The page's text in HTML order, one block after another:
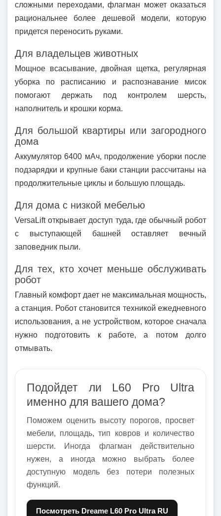
сложными переходами, флагман может оказаться
рациональнее более дешевой модели, которую
придется переносить руками.
Для владельцев животных
Мощное всасывание, двойная щетка, регулярная
уборка по расписанию и распознавание мисок
помогают держать под контролем шерсть,
наполнитель и крошки корма.
Для большой квартиры или загородного
дома
Аккумулятор 6400 мАч, продолжение уборки после
подзарядки и крупные баки станции рассчитаны на
продолжительные циклы и большую площадь.
Для дома с низкой мебелью
VersaLift открывает доступ туда, где обычный робот
с выступающей башней оставляет вечный
заповедник пыли.
Для тех, кто хочет меньше обслуживать
робот
Главный комфорт дает не максимальная мощность,
а станция. Робот становится техникой ежедневного
использования, а не устройством, которое сначала
нужно подготовить к работе, а потом долго
отмывать.
Подойдет ли L60 Pro Ultra
именно для вашего дома?
Поможем оценить высоту порогов, просвет
мебели, площадь, тип ковров и количество
шерсти. Иногда флагман действительно
нужен, а иногда можно выбрать более
доступную модель без потери полезных
функций.
Посмотреть Dreame L60 Pro Ultra RU